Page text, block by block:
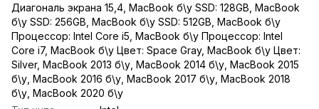
Диагональ экрана 15,4 MacBook б\у SSD: 128GB MacBook
б\у SSD: 256GB MacBook б\у SSD: 512GB MacBook б\у
Процессор: Intel Core i5 MacBook б\у Процессор: Intel
Core i7, MacBook б\у Цвет: Space Gray, MacBook б\у Цвет:
Silver, MacBook 2013 б\у MacBook 2014 б\у MacBook 2015
б\у MacBook 2016 б\у MacBook 2017 б\у MacBook 2018
б\у MacBook 2020 б\у